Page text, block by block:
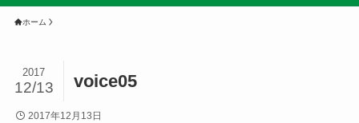
ホーム
voice05
2017
12/13
2017年12月13日